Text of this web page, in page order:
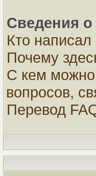
Сведения
Кто
Почему
С кем можно
вопросов,
Перевод